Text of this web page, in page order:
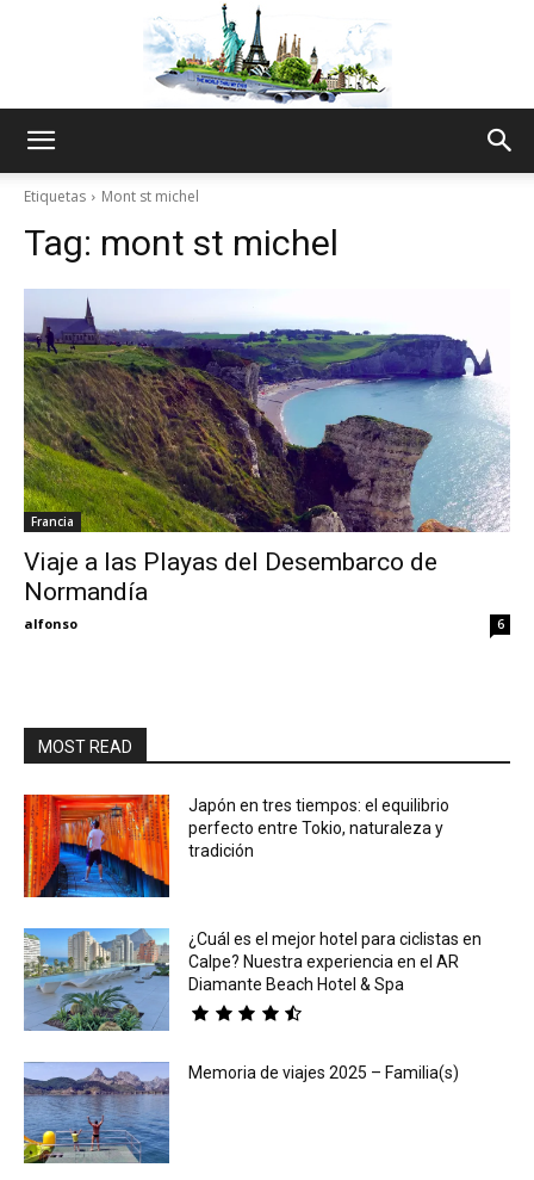
Thru
My
Etiquetas Mont st michel
Tag: mont st michel
Francia
Viaje a las Playas del Desembarco de
Normandía
alfonso 6
MOST READ
Japón en tres tiempos: el equilibrio
perfecto entre Tokio, naturaleza y
tradición
¿Cuál es el mejor hotel para ciclistas en
Calpe? Nuestra experiencia en el AR
Diamante Beach Hotel & Spa
Memoria de viajes 2025 – Familia(s)